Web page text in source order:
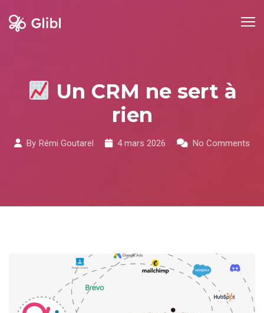
Un CRM ne sert à
rien
By Rémi Goutarel 4 mars 2026 No Comments